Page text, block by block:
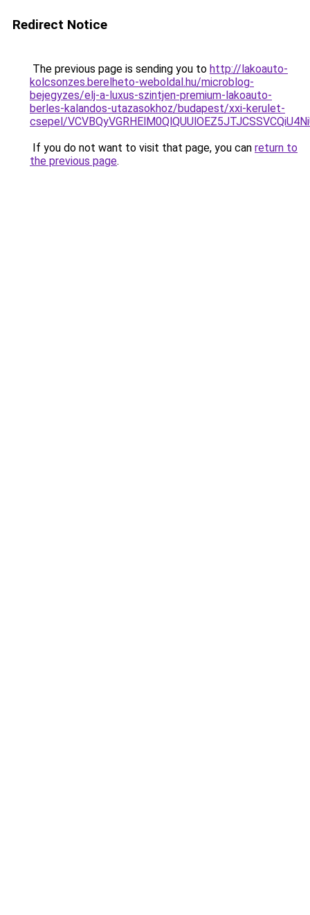
Redirect Notice
The previous page is sending you to http://lakoauto-
kolcsonzes.berelheto-weboldal.hu/microblog-
bejegyzes/elj-a-luxus-szintjen-premium-lakoauto-
berles-kalandos-utazasokhoz/budapest/xxi-kerulet-
csepel/
If you do not want to visit that page, you can return to
the previous page.